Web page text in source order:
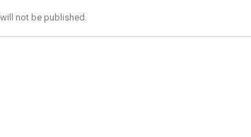
not be published.